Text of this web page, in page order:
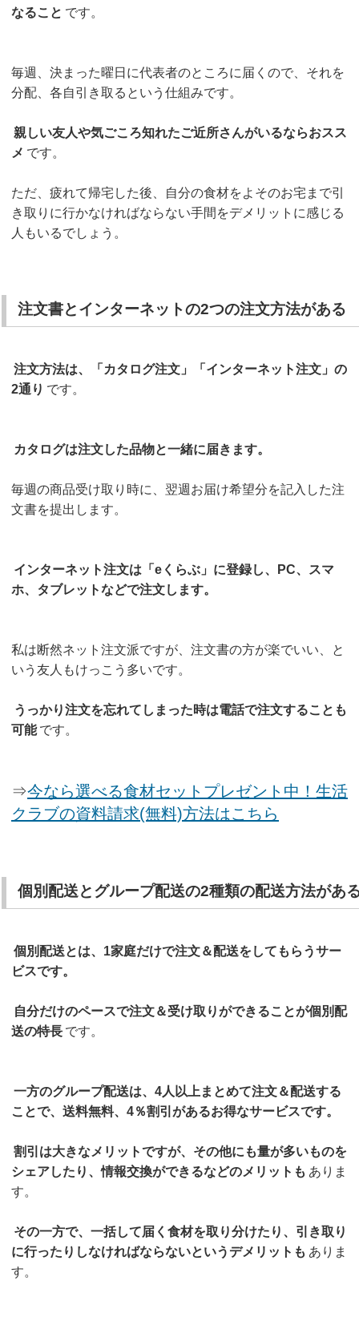
なること です。
毎週、決まった曜日に代表者のところに届くので、それを
分配、各自引き取るという仕組みです。
親しい友人や気ごころ知れたご近所さんがいるならおスス
メ です。
ただ、疲れて帰宅した後、自分の食材をよそのお宅まで引
き取りに行かなければならない手間をデメリットに感じる
人もいるでしょう。
注文書とインターネットの2つの注文方法がある
注文方法は、「カタログ注文」「インターネット注文」の
2通り です。
カタログは注文した品物と一緒に届きます。
毎週の商品受け取り時に、翌週お届け希望分を記入した注
文書を提出します。
インターネット注文は「eくらぶ」に登録し、PC、スマ
ホ、タブレットなどで注文します。
私は断然ネット注文派ですが、注文書の方が楽でいい、と
いう友人もけっこう多いです。
うっかり注文を忘れてしまった時は電話で注文することも
可能 です。
⇒今なら選べる食材セットプレゼント中！生活
クラブの資料請求(無料)方法はこちら
個別配送とグループ配送の2種類の配送方法があ
個別配送とは、1家庭だけで注文＆配送をしてもらうサー
ビスです。
自分だけのペースで注文＆受け取りができることが個別配
送の特長 です。
一方のグループ配送は、4人以上まとめて注文＆配送する
ことで、送料無料、4％割引があるお得なサービスです。
割引は大きなメリットですが、その他にも量が多いものを
シェアしたり、情報交換ができるなどのメリットも ありま
す。
その一方で、一括して届く食材を取り分けたり、引き取り
に行ったりしなければならないというデメリットも ありま
す。